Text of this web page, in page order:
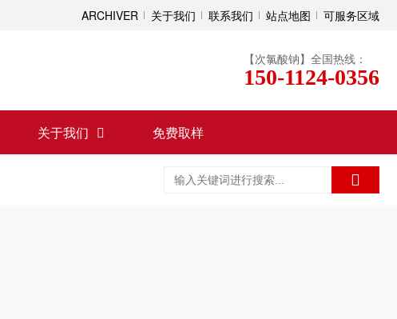
ARCHIVER 关于我们 联系我们 站点地图 可服务区域
【次氯酸钠】全国热线：
150-1124-0356
关于我们 免费取样